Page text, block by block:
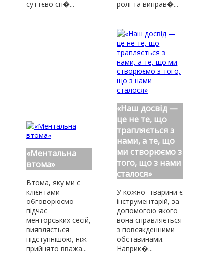
суттєво сп�... ролі та виправ�...
«Ментальна
втома»
Втома, яку ми с
клієнтами
обговорюємо
підчас
менторських сесій,
виявляється
підступнішою, ніж
прийнято вважа...
«Наш досвід —
це не те, що
трапляється з
нами, а те, що
ми створюємо з
того, що з нами
сталося»
У кожної тварини є
інструментарій, за
допомогою якого
вона справляється
з повсякденними
обставинами.
Наприк�...